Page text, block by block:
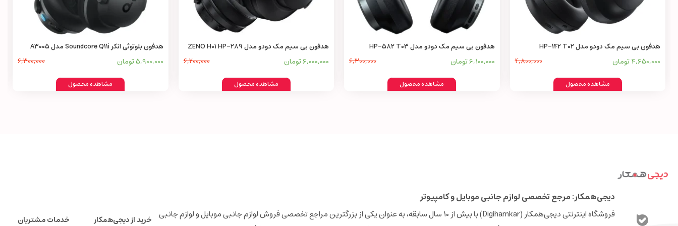
هدفون بی سیم مک دودو مدل HP-142 T02
4,650,000 تومان 4,800,000
مشاهده محصول
هدفون بی سیم مک دودو مدل HP-582 T03
6,100,000 تومان 6,300,000
مشاهده محصول
هدفون بی سیم مک دودو مدل ZENO H01 HP-289
6,000,000 تومان 6,200,000
مشاهده محصول
هدفون بلوتوثی انکر Soundcore Q11i مدل A3005
5,900,000 تومان 6,300,000
مشاهده محصول
دیجی‌همکار: مرجع تخصصی لوازم جانبی موبایل و کامپیوتر
فروشگاه اینترنتی دیجی‌همکار (Digihamkar) با بیش از 10 سال سابقه، به عنوان یکی از بزرگترین مراجع تخصصی فروش لوازم جانبی موبایل و لوازم جانبی
خرید از دیجی‌همکار خدمات مشتریان